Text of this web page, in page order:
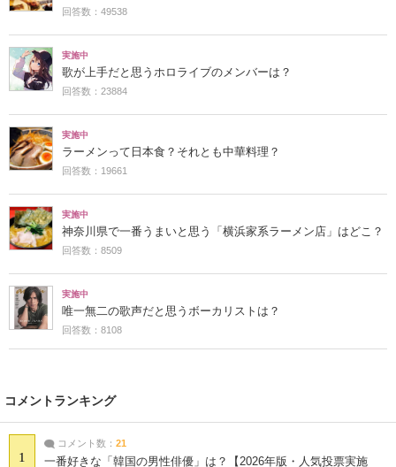
回答数：49538
実施中
歌が上手だと思うホロライブのメンバーは？
回答数：23884
実施中
ラーメンって日本食？それとも中華料理？
回答数：19661
実施中
神奈川県で一番うまいと思う「横浜家系ラーメン店」はどこ？
回答数：8509
実施中
唯一無二の歌声だと思うボーカリストは？
回答数：8108
コメントランキング
1
コメント数： 21
一番好きな「韓国の男性俳優」は？【2026年版・人気投票実施